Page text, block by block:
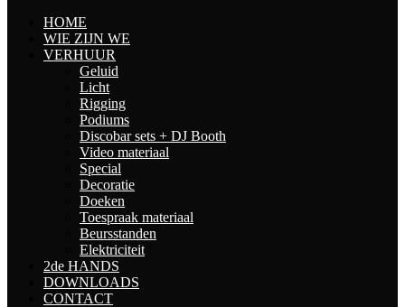
HOME
WIE ZIJN WE
VERHUUR
Geluid
Licht
Rigging
Podiums
Discobar sets + DJ Booth
Video materiaal
Special
Decoratie
Doeken
Toespraak materiaal
Beursstanden
Elektriciteit
2de HANDS
DOWNLOADS
CONTACT